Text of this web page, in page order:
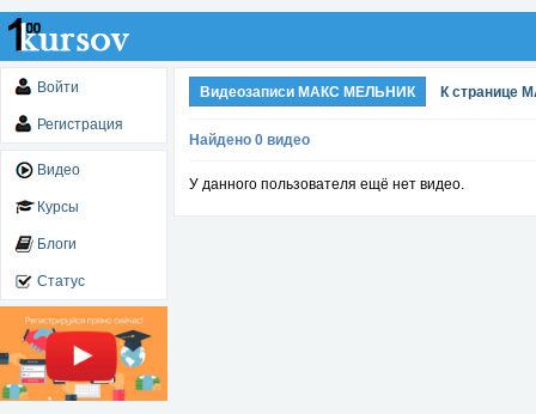
Войти
Регистрация
Видео
Курсы
Блоги
Статус
Видеозаписи МАКС МЕЛЬНИК К странице
Найдено 0 видео
У данного пользователя ещё нет видео.